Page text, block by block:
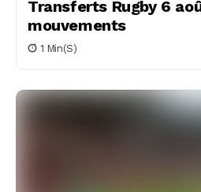
Transferts Rugby 6
mouvements
1 Min(s)